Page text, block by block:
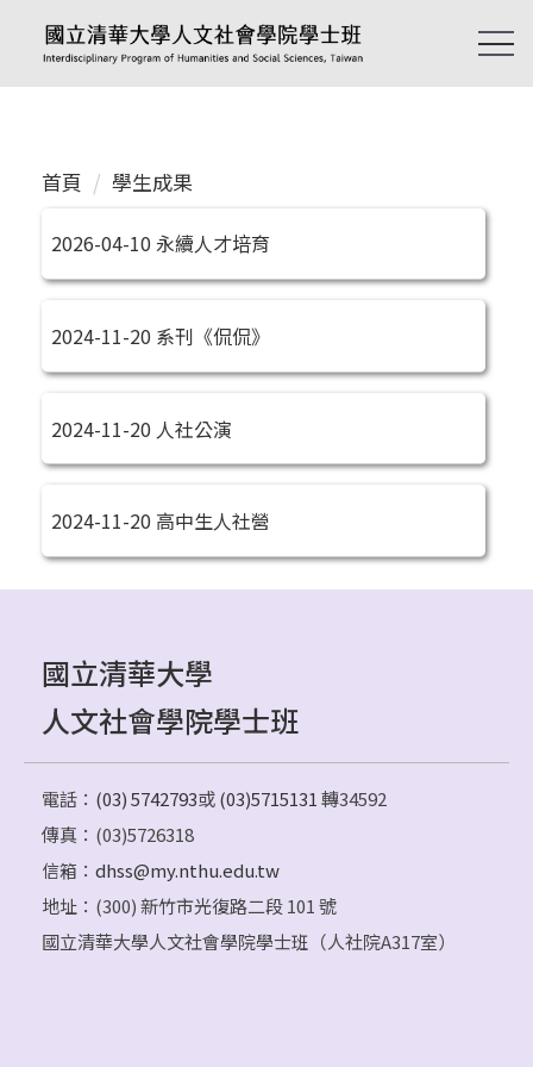
主
首頁 學生成果
2026-04-10 永續人才培育
2024-11-20 系刊《侃侃》
2024-11-20 人社公演
2024-11-20 高中生人社營
國立清華大學
人文社會學院學士班
電話： (03) 5742793或(03)5715131 轉34592
傳真：(03)5726318
信箱： dhss@my.nthu.edu.tw
地址：(300) 新竹市光復路二段 101 號
國立清華大學人文社會學院學士班（人社院A317室）